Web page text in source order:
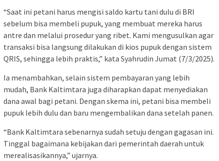
“Saat ini petani harus mengisi saldo kartu tani dulu di BRI
sebelum bisa membeli pupuk, yang membuat mereka harus
antre dan melalui prosedur yang ribet. Kami mengusulkan agar
transaksi bisa langsung dilakukan di kios pupuk dengan sistem
QRIS, sehingga lebih praktis,” kata Syahrudin Jumat (7/3/2025).
Ia menambahkan, selain sistem pembayaran yang lebih
mudah, Bank Kaltimtara juga diharapkan dapat menyediakan
dana awal bagi petani. Dengan skema ini, petani bisa membeli
pupuk lebih dulu dan baru mengembalikan dana setelah panen.
“Bank Kaltimtara sebenarnya sudah setuju dengan gagasan ini.
Tinggal bagaimana kebijakan dari pemerintah daerah untuk
merealisasikannya,” ujarnya.